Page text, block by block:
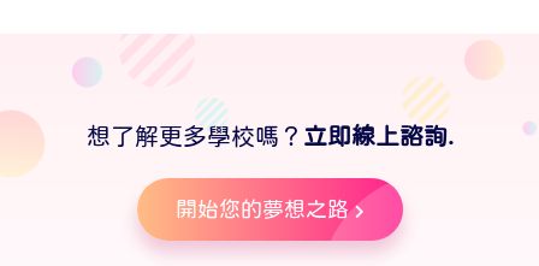
想了解更多學校嗎？ 立即線上諮詢.
開始您的夢想之路